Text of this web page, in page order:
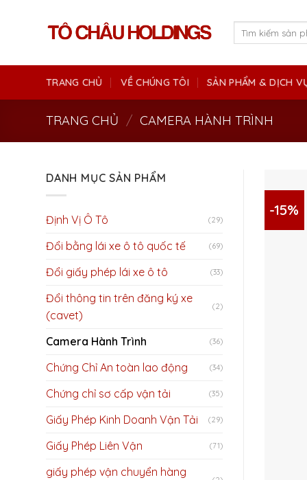
TRANG CHỦ VỀ CHÚNG TÔI SẢN PHẨM & DỊCH
TRANG CHỦ / CAMERA HÀNH TRÌNH
DANH MỤC SẢN PHẨM
Định Vị Ô Tô (29)
Đổi bằng lái xe ô tô quốc tế (69)
Đổi giấy phép lái xe ô tô (33)
Đổi thông tin trên đăng ký xe
(cavet)
(2)
Camera Hành Trình (36)
Chứng Chỉ An toàn lao động (34)
Chứng chỉ sơ cấp vận tải (35)
Giấy Phép Kinh Doanh Vận Tải (29)
Giấy Phép Liên Vận (71)
giấy phép vận chuyển hàng
-15%